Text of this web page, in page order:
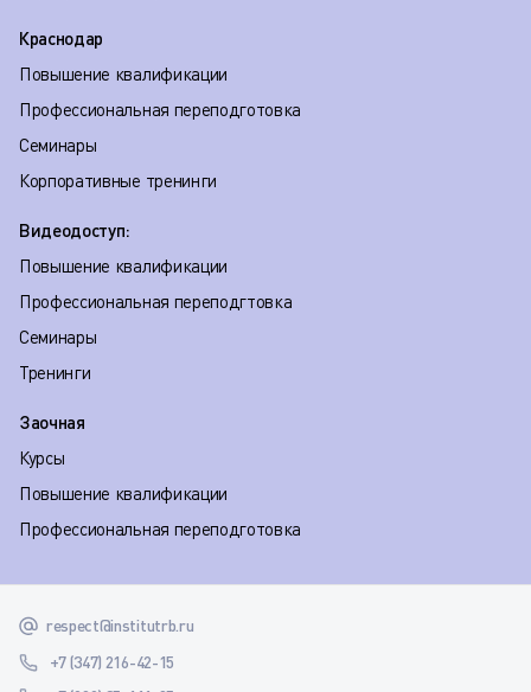
Краснодар
Повышение квалификации
Профессиональная переподготовка
Семинары
Корпоративные тренинги
Видеодоступ:
Повышение квалификации
Профессиональная переподгтовка
Семинары
Тренинги
Заочная
Курсы
Повышение квалификации
Профессиональная переподготовка
respect@institutrb.ru
+7 (347) 216-42-15